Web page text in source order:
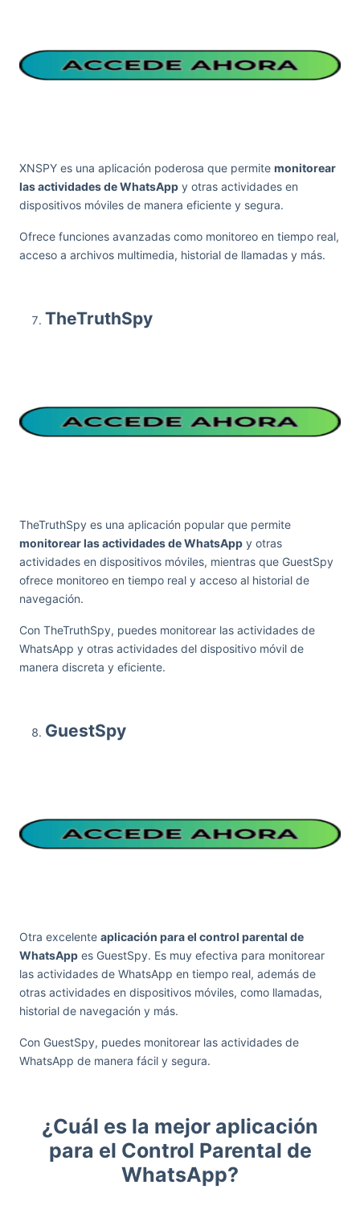
XNSPY es una aplicación poderosa que permite monitorear
las actividades de WhatsApp y otras actividades en
dispositivos móviles de manera eficiente y segura.
Ofrece funciones avanzadas como monitoreo en tiempo real,
acceso a archivos multimedia, historial de llamadas y más.
TheTruthSpy
TheTruthSpy es una aplicación popular que permite
monitorear las actividades de WhatsApp y otras
actividades en dispositivos móviles, mientras que GuestSpy
ofrece monitoreo en tiempo real y acceso al historial de
navegación.
Con TheTruthSpy, puedes monitorear las actividades de
WhatsApp y otras actividades del dispositivo móvil de
manera discreta y eficiente.
GuestSpy
Otra excelente aplicación para el control parental de
WhatsApp es GuestSpy. Es muy efectiva para monitorear
las actividades de WhatsApp en tiempo real, además de
otras actividades en dispositivos móviles, como llamadas,
historial de navegación y más.
Con GuestSpy, puedes monitorear las actividades de
WhatsApp de manera fácil y segura.
¿Cuál es la mejor aplicación
para el Control Parental de
WhatsApp?